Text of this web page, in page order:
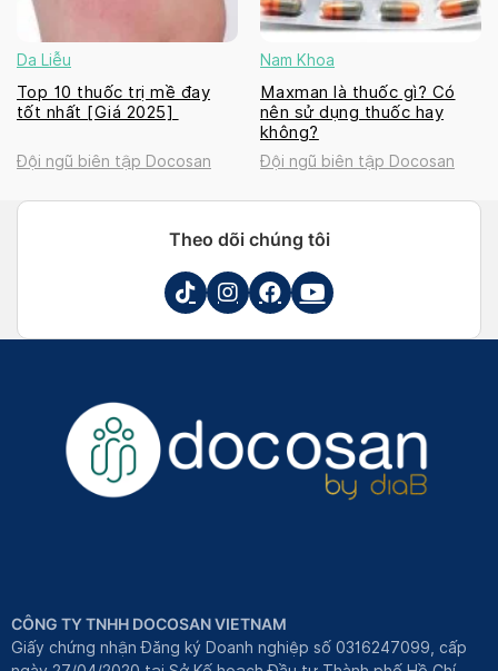
Da Liễu
Top 10 thuốc trị mề đay
tốt nhất [Giá 2025]
Đội ngũ biên tập Docosan
Nam Khoa
Maxman là thuốc gì? Có
nên sử dụng thuốc hay
không?
Đội ngũ biên tập Docosan
Theo dõi chúng tôi
CÔNG TY TNHH DOCOSAN VIETNAM
Giấy chứng nhận Đăng ký Doanh nghiệp số 0316247099, cấp